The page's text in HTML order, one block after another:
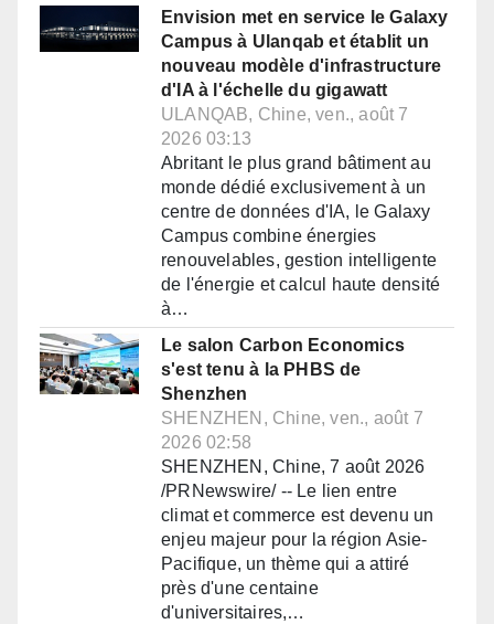
Envision met en service le Galaxy
Campus à Ulanqab et établit un
nouveau modèle d'infrastructure
d'IA à l'échelle du gigawatt
ULANQAB, Chine, ven., août 7
2026 03:13
Abritant le plus grand bâtiment au
monde dédié exclusivement à un
centre de données d'IA, le Galaxy
Campus combine énergies
renouvelables, gestion intelligente
de l'énergie et calcul haute densité
à…
Le salon Carbon Economics
s'est tenu à la PHBS de
Shenzhen
SHENZHEN, Chine, ven., août 7
2026 02:58
SHENZHEN, Chine, 7 août 2026
/PRNewswire/ -- Le lien entre
climat et commerce est devenu un
enjeu majeur pour la région Asie-
Pacifique, un thème qui a attiré
près d'une centaine
d'universitaires,…